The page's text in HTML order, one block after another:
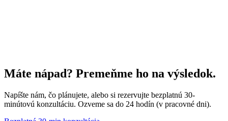
Máte nápad? Premeňme ho na výsledok.
Napíšte nám, čo plánujete, alebo si rezervujte bezplatnú 30-
minútovú konzultáciu. Ozveme sa do 24 hodín (v pracovné dni).